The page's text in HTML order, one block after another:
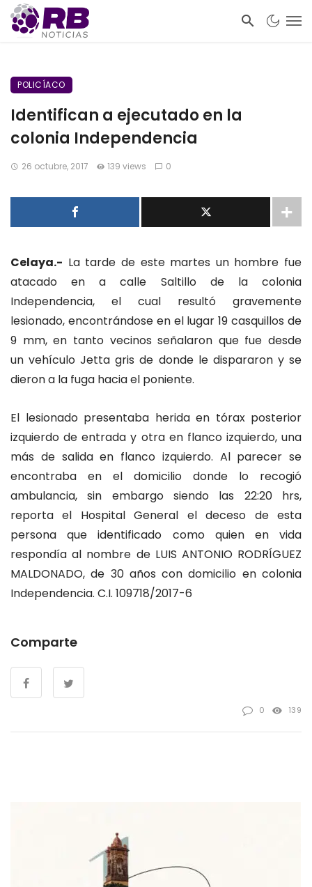
POLICÍACO
Identifican a ejecutado en la
colonia Independencia
26 octubre, 2017 139 views 0
Celaya.- La tarde de este martes un hombre fue
atacado en a calle Saltillo de la colonia
Independencia, el cual resultó gravemente
lesionado, encontrándose en el lugar 19 casquillos de
9 mm, en tanto vecinos señalaron que fue desde
un vehículo Jetta gris de donde le dispararon y se
dieron a la fuga hacia el poniente.
El lesionado presentaba herida en tórax posterior
izquierdo de entrada y otra en flanco izquierdo, una
más de salida en flanco izquierdo. Al parecer se
encontraba en el domicilio donde lo recogió
ambulancia, sin embargo siendo las 22:20 hrs,
reporta el Hospital General el deceso de esta
persona que identificado como quien en vida
respondía al nombre de LUIS ANTONIO RODRÍGUEZ
MALDONADO, de 30 años con domicilio en colonia
Independencia. C.I. 109718/2017-6
Comparte
0 139